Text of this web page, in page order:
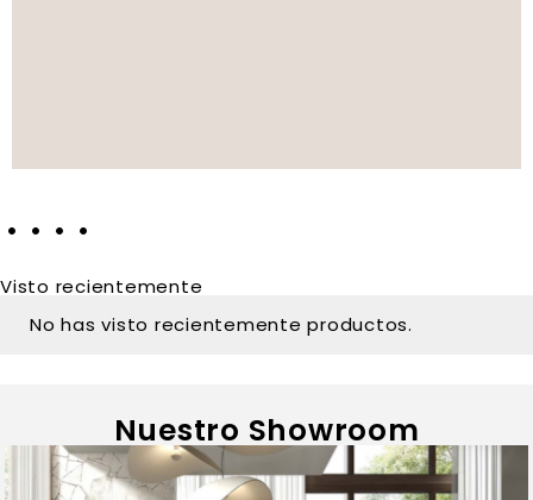
Visto recientemente
No has visto recientemente productos.
Nuestro Showroom